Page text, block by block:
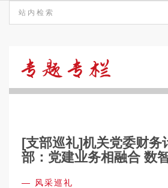
巡
[支部巡礼]机关党委财务
部：党建业务相融合 数
— 风采巡礼